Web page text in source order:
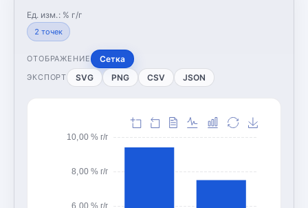
Ед. изм.: % г/г
2 точек
ОТОБРАЖЕНИЕ Сетка
ЭКСПОРТ SVG PNG CSV JSON
6,00 % г/г
8,00 % г/г
10,00 % г/г